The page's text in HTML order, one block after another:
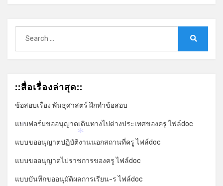
for:
::สื่อเรื่องล่าสุด::
ข้อสอบเรื่อง พันธุศาสตร์ ฝึกทำข้อสอบ
แบบฟอร์มขออนุญาตเดินทางไปต่างประเทศของครู ไฟล์doc
แบบขออนุญาตปฏิบัติงานนอกสถานที่ครู ไฟล์doc
แบบขออนุญาตไปราชการของครู ไฟล์doc
แบบบันทึกขออนุมัติผลการเรียน-ร ไฟล์doc
*